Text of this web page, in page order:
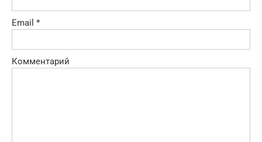
Email *
Комментарий